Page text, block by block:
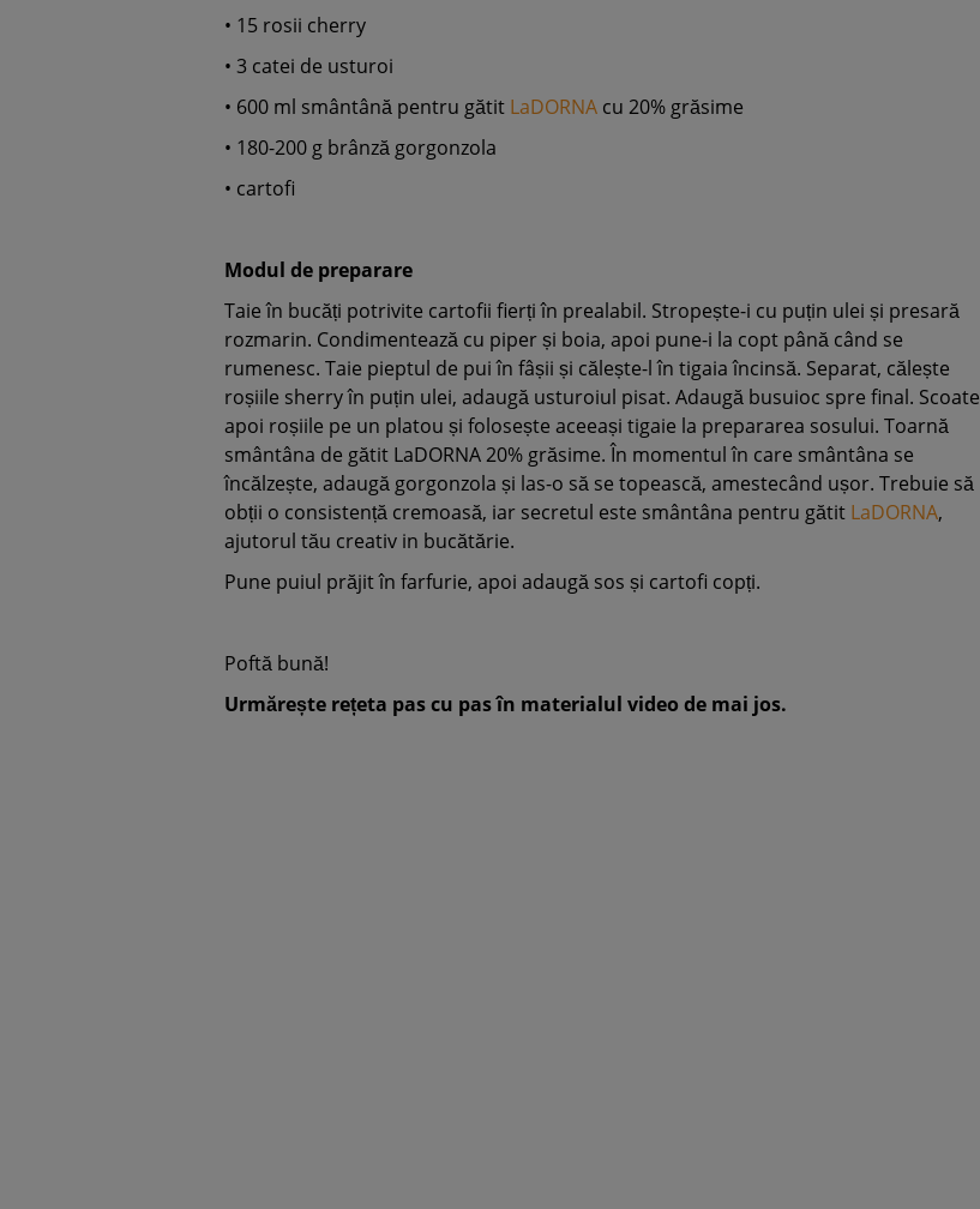
• 15 rosii cherry
• 3 catei de usturoi
• 600 ml smântână pentru gătit LaDORNA cu 20% grăsime
• 180-200 g brânză gorgonzola
• cartofi
Modul de preparare
Taie în bucăți potrivite cartofii fierți în prealabil. Stropește-i cu puțin ulei și presară
rozmarin. Condimentează cu piper și boia, apoi pune-i la copt până când se
rumenesc. Taie pieptul de pui în fâșii și călește-l în tigaia încinsă. Separat, călește
roșiile sherry în puțin ulei, adaugă usturoiul pisat. Adaugă busuioc spre final. Scoate
apoi roșiile pe un platou și folosește aceeași tigaie la prepararea sosului. Toarnă
smântâna de gătit LaDORNA 20% grăsime. În momentul în care smântâna se
încălzește, adaugă gorgonzola și las-o să se topească, amestecând ușor. Trebuie să
obții o consistență cremoasă, iar secretul este smântâna pentru gătit LaDORNA,
ajutorul tău creativ in bucătărie.
Pune puiul prăjit în farfurie, apoi adaugă sos și cartofi copți.
Poftă bună!
Urmărește rețeta pas cu pas în materialul video de mai jos.